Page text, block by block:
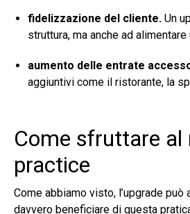
fidelizzazione del cliente. Un
struttura, ma anche ad
aumento delle entrate
aggiuntivi come il ristorante, la
Come sfruttare al
practice
Come abbiamo visto, l’upgrade
davvero beneficiare di questa